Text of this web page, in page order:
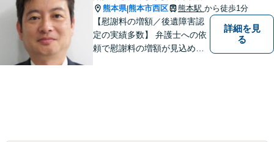
熊本県|熊本市西区 熊本駅 から徒歩1分
【慰謝料の増額／後遺障害認
定の実績多数】 弁護士への依
頼で慰謝料の増額が見込めま
詳細を見
る